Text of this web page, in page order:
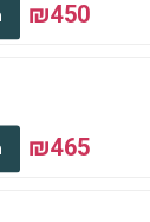
₪450
₪465